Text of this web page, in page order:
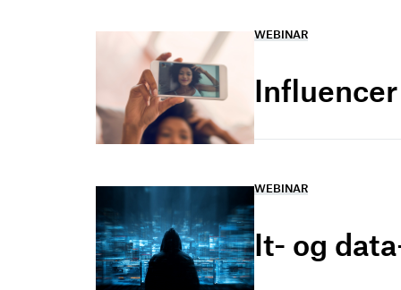
WEBINAR
WEBINAR
It- og